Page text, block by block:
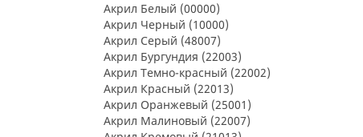
Акрил Белый (00000)
Акрил Черный (10000)
Акрил Серый (48007)
Акрил Бургундия (22003)
Акрил Темно-красный (22002)
Акрил Красный (22013)
Акрил Оранжевый (25001)
Акрил Малиновый (22007)